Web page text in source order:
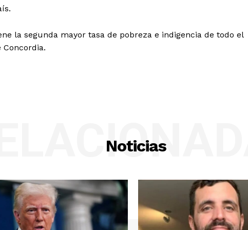
la segunda mayor tasa de pobreza e indigencia de todo el
Noticias